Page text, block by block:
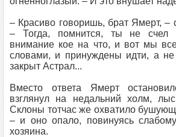
– Красиво говоришь, брат Ямерт, –
– Тогда, помнится, ты не счел
внимание кое на что, и вот мы
словами, и принуждены идти, а не
закрыт Астрал...
Вместо ответа Ямерт
взглянул на недальний холм,
Склоны тотчас же охватило
– и оно опало, повинуясь
хозяина.